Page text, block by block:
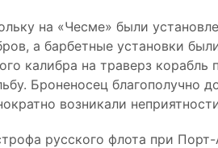
на «Чесме» были
а барбетные установки
калибра на траверз
Броненосец благополучно
возникали
русского флота при